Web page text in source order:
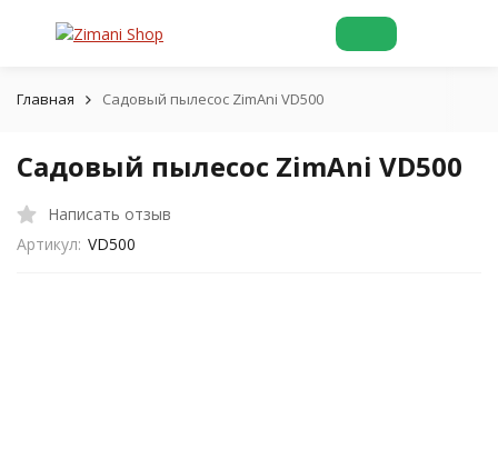
Главная Садовый пылесос ZimAni VD500
Садовый пылесос ZimAni VD500
Написать отзыв
Артикул: VD500